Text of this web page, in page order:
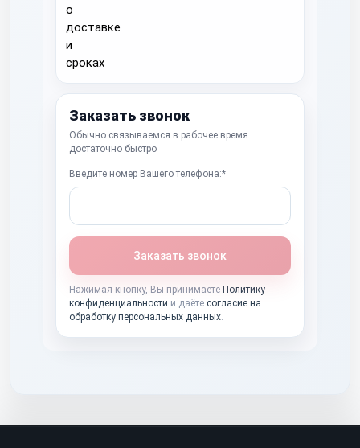
Заказать звонок
Обычно связываемся в рабочее время
достаточно быстро
Введите номер Вашего телефона:*
Заказать звонок
Нажимая кнопку, Вы принимаете Политику
конфиденциальности и даёте согласие на
обработку персональных данных.